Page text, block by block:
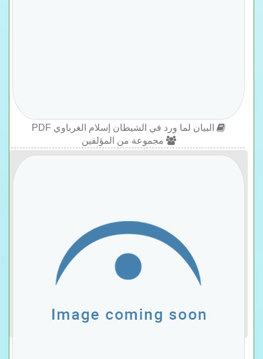
البيان لما ورد في الشيطان إسلام الغرباوي PDF
مجموعة من المؤلفين